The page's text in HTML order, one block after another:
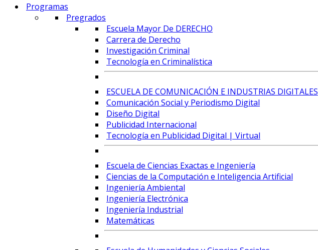
Programas
Pregrados
Escuela Mayor De DERECHO
Carrera de Derecho
Investigación Criminal
Tecnología en Criminalística
ESCUELA DE COMUNICACIÓN E INDUSTRIAS DIGITALES
Comunicación Social y Periodismo Digital
Diseño Digital
Publicidad Internacional
Tecnología en Publicidad Digital | Virtual
Escuela de Ciencias Exactas e Ingeniería
Ciencias de la Computación e Inteligencia Artificial
Ingeniería Ambiental
Ingeniería Electrónica
Ingeniería Industrial
Matemáticas